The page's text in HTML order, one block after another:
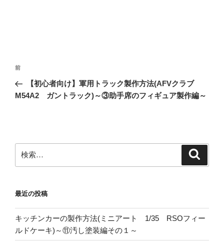
投
ナ
シ
ョ
前
の
投
前
【初心者向け】軍用トラック製作方法(AFVクラブ
M54A2 ガントラック)～③助手席のフィギュア製作編～
索:
最近の投稿
キッチンカーの製作方法(ミニアート 1/35 RSOフィー
ルドケーキ)～⑪汚し塗装編その１～